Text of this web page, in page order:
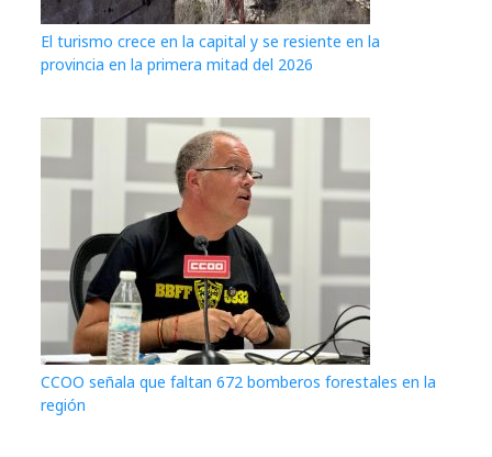
El turismo crece en la capital y se resiente en la
provincia en la primera mitad del 2026
CCOO señala que faltan 672 bomberos forestales en la
región